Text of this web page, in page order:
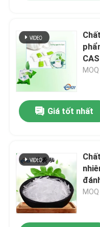
Giá tốt nhất